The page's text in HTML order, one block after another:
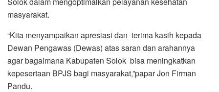
masyarakat.
“Kita menyampaikan apresiasi dan terima kasih kepada
Dewan Pengawas (Dewas) atas saran dan arahannya
agar bagaimana Kabupaten Solok bisa meningkatkan
kepesertaan BPJS bagi masyarakat,”papar Jon Firman
Pandu.